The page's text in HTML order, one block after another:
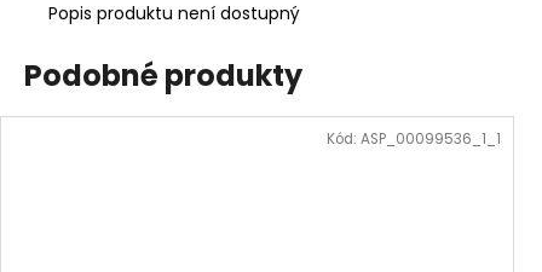
Popis produktu není dostupný
Podobné produkty
Kód: ASP_00099536_1_1